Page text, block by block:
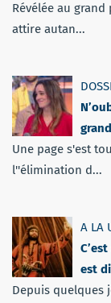
Révélée au
attire autan...
Une page s'est
l''élimination d...
A LA
est
Depuis quelques